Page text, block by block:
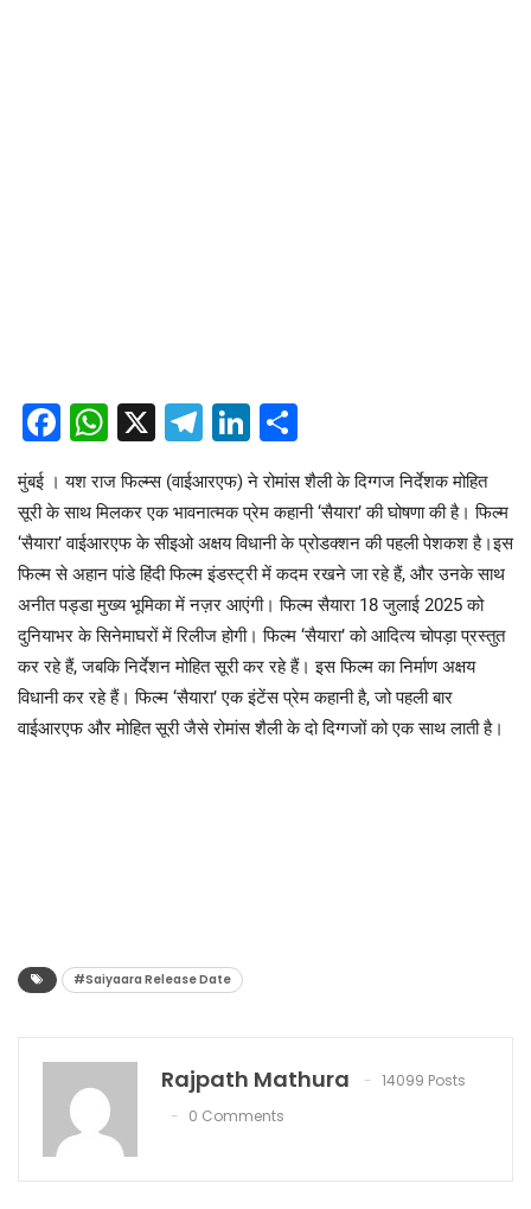
Facebook
WhatsApp
X Telegram
LinkedIn
मुंबई । यश राज फिल्म्स (वाईआरएफ) ने रोमांस शैली के दिग्गज निर्देशक मोहित
सूरी के साथ मिलकर एक भावनात्मक प्रेम कहानी ‘सैयारा’ की घोषणा की है। फिल्म
‘सैयारा’ वाईआरएफ के सीइओ अक्षय विधानी के प्रोडक्शन की पहली पेशकश है।इस
फिल्म से अहान पांडे हिंदी फिल्म इंडस्ट्री में कदम रखने जा रहे हैं, और उनके साथ
अनीत पड्डा मुख्य भूमिका में नज़र आएंगी। फिल्म सैयारा 18 जुलाई 2025 को
दुनियाभर के सिनेमाघरों में रिलीज होगी। फिल्म ‘सैयारा’ को आदित्य चोपड़ा प्रस्तुत
कर रहे हैं, जबकि निर्देशन मोहित सूरी कर रहे हैं। इस फिल्म का निर्माण अक्षय
विधानी कर रहे हैं। फिल्म ‘सैयारा’ एक इंटेंस प्रेम कहानी है, जो पहली बार
वाईआरएफ और मोहित सूरी जैसे रोमांस शैली के दो दिग्गजों को एक साथ लाती है।
#Saiyaara Release Date
Rajpath Mathura
14099 Posts
0 Comments